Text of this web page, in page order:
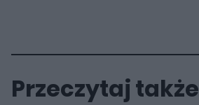
Przeczytaj także